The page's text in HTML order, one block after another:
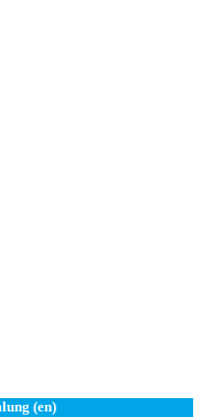
(en)